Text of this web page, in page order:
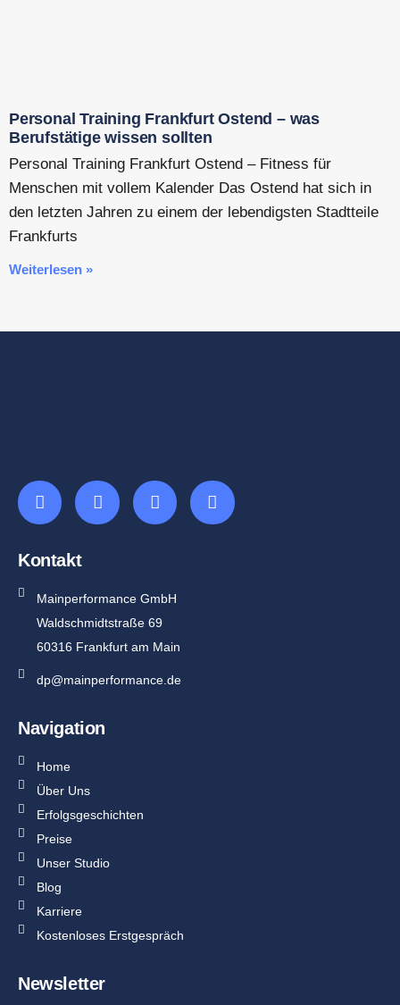
Personal Training Frankfurt Ostend – was
Berufstätige wissen sollten
Personal Training Frankfurt Ostend – Fitness für
Menschen mit vollem Kalender Das Ostend hat sich in
den letzten Jahren zu einem der lebendigsten Stadtteile
Frankfurts
Weiterlesen »
Kontakt
Mainperformance GmbH
Waldschmidtstraße 69
60316 Frankfurt am Main
dp@mainperformance.de
Navigation
Home
Über Uns
Erfolgsgeschichten
Preise
Unser Studio
Blog
Karriere
Kostenloses Erstgespräch
Newsletter